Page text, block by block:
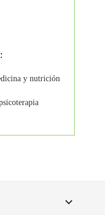
y nutrición
